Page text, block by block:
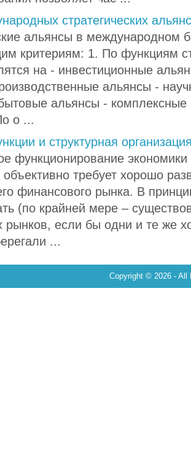
стратегических
альянсы в международном
критериям: 1. По функциям
на - инвестиционные
альянсы -
альянсы -
о ...
и структурная
функционирование экономики
объективно требует хорошо
финансового рынка. В
(по крайней мере –
рынков, если бы одни и те же
...
Copyright © 2026 - All